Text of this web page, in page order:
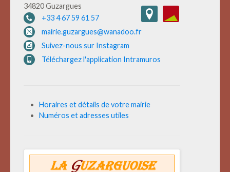
34820 Guzargues
+33 4 67 59 61 57
mairie.guzargues@wanadoo.fr
Suivez-nous sur Instagram
Téléchargez l'application Intramuros
Horaires et détails de votre mairie
Numéros et adresses utiles